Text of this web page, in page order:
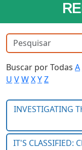
Buscar por Todas A
U VWXYZ